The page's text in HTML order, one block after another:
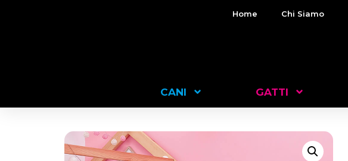
Home Chi Siamo
CANI GATTI